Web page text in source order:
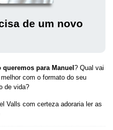
de um novo
para Manuel ? Qual vai
com o formato do seu
de vida?
Valls com certeza adoraria ler as